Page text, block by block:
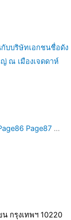
บบริษัทเอกชนชื่อดัง
ณ เมืองเจดดาห์
86 Page87 …
กรุงเทพฯ 10220